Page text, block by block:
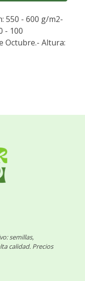
550 - 600 g/m2-
- 100
Octubre.- Altura:
semillas,
calidad. Precios